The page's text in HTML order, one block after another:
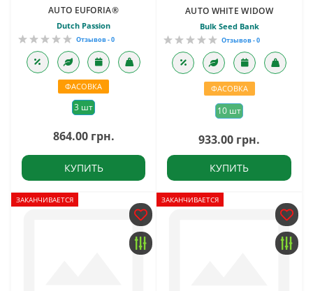
AUTO EUFORIA®
Dutch Passion
Отзывов - 0
ФАСОВКА
3 шт
864.00 грн.
КУПИТЬ
AUTO WHITE WIDOW
Bulk Seed Bank
Отзывов - 0
ФАСОВКА
10 шт
933.00 грн.
КУПИТЬ
ЗАКАНЧИВАЕТСЯ ЗАКАНЧИВАЕТСЯ